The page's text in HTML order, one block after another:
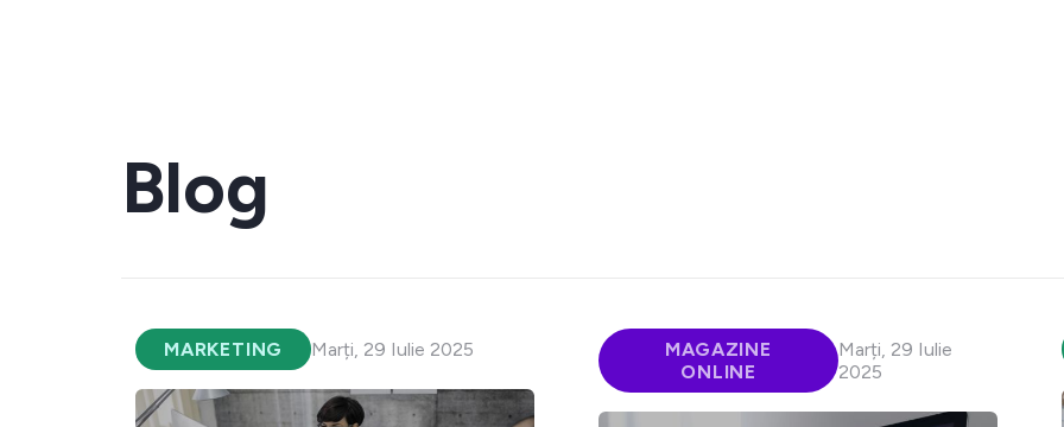
Blog
MARKETING Marți, 29 Iulie 2025
MAGAZINE
ONLINE
Marți, 29 Iulie
2025